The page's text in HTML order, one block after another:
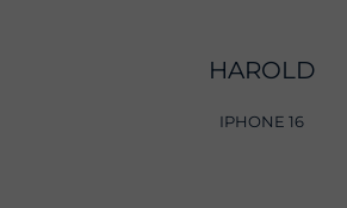
HAROLD
IPHONE 16